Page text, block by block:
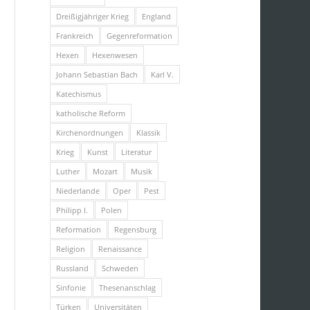
Dreißigjähriger Krieg
England
Frankreich
Gegenreformation
Hexen
Hexenwesen
Johann Sebastian Bach
Karl V.
Katechismus
katholische Reform
Kirchenordnungen
Klassik
Krieg
Kunst
Literatur
Luther
Mozart
Musik
Niederlande
Oper
Pest
Philipp I.
Polen
Reformation
Regensburg
Religion
Renaissance
Russland
Schweden
Sinfonie
Thesenanschlag
Türken
Universitäten